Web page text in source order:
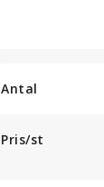
Antal
Pris/st